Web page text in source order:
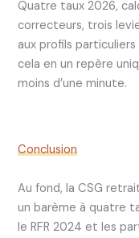
Quatre taux 2026,
correcteurs, trois
aux profils
cela en un repère
moins d’une minute.
Conclusion
Au fond, la CSG
un barème à quatre
le RFR 2024 et les